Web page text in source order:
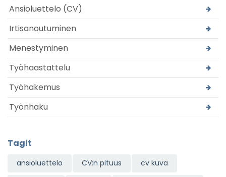
Ansioluettelo (CV)
Irtisanoutuminen
Menestyminen
Työhaastattelu
Työhakemus
Työnhaku
Tagit
ansioluettelo CV:n pituus cv kuva